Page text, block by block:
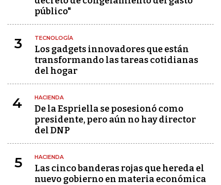
público"
3 TECNOLOGÍA
Los gadgets innovadores que están
transformando las tareas cotidianas
del hogar
4 HACIENDA
De la Espriella se posesionó como
presidente, pero aún no hay director
del DNP
5 HACIENDA
Las cinco banderas rojas que hereda el
nuevo gobierno en materia económica